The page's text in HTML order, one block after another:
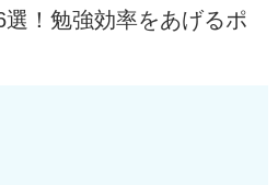
！勉強効率をあげるポ